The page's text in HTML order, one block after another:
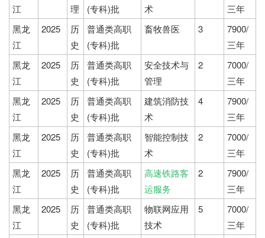
江
理
(专科)批
术
三年
黑龙
江
2025
历
史
普通类高职
(专科)批
畜牧兽医 3
7900/
三年
黑龙
江
2025
历
史
普通类高职
(专科)批
安全技术与
管理
2
7000/
三年
黑龙
江
2025
历
史
普通类高职
(专科)批
建筑消防技
术
4
7900/
三年
黑龙
江
2025
历
史
普通类高职
(专科)批
智能控制技
术
2
7000/
三年
黑龙
江
2025
历
史
普通类高职
(专科)批
高速铁路客
运服务
2
7900/
三年
黑龙
江
2025
历
史
普通类高职
(专科)批
物联网应用
技术
5
7000/
三年